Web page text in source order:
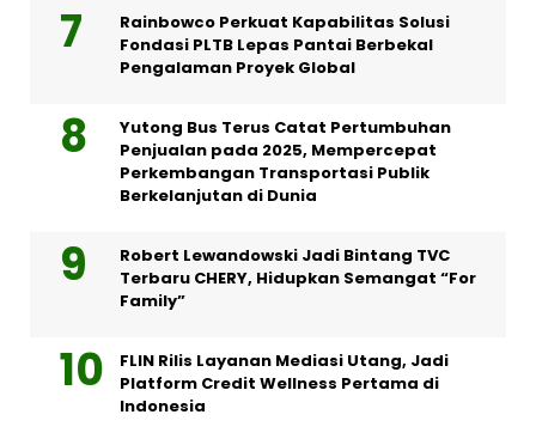
Rainbowco Perkuat Kapabilitas Solusi
Fondasi PLTB Lepas Pantai Berbekal
Pengalaman Proyek Global
Yutong Bus Terus Catat Pertumbuhan
Penjualan pada 2025, Mempercepat
Perkembangan Transportasi Publik
Berkelanjutan di Dunia
Robert Lewandowski Jadi Bintang TVC
Terbaru CHERY, Hidupkan Semangat “For
Family”
FLIN Rilis Layanan Mediasi Utang, Jadi
Platform Credit Wellness Pertama di
Indonesia